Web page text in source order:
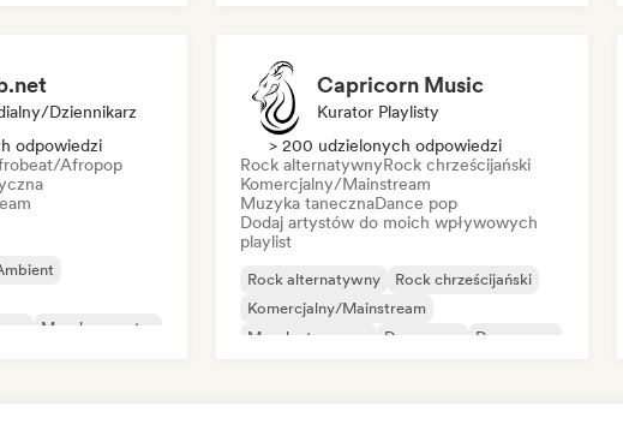
Dziennikarz
odpowiedzi
Afropop
Muzyka country
Capricorn Music
Kurator Playlisty
> 200 udzielonych odpowiedzi
Rock alternatywnyRock chrześcijański
Komercjalny/Mainstream
Muzyka tanecznaDance pop
Dodaj artystów do moich wpływowych
playlist
Rock alternatywny
Rock chrześcijański
Komercjalny/Mainstream
Muzyka taneczna
Dance pop
Dream pop